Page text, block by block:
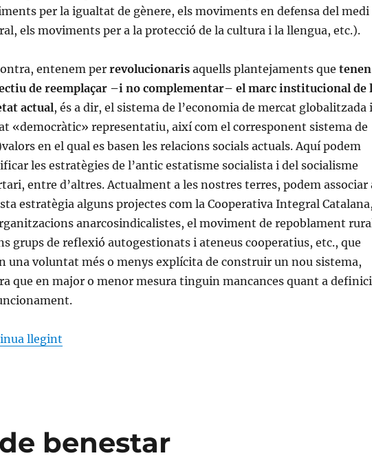
per la igualtat de gènere, els moviments en defensa del medi
els moviments per a la protecció de la cultura i la llengua, etc.).
entenem per revolucionarisaquells plantejaments que tenen
de reemplaçar –i no complementar– el marc institucional de
actual, és a dir, el sistema de l’economia de mercat globalitzada i
«democràtic» representatiu, així com el corresponent sistema de
en el qual es basen les relacions socials actuals. Aquí podem
les estratègies de l’antic estatisme socialista i del socialisme
entre d’altres. Actualment a les nostres terres, podem associar
estratègia alguns projectes com la Cooperativa Integral
anarcosindicalistes, el moviment de repoblament
grups de reflexió autogestionats i ateneus cooperatius, etc., que
una voluntat més o menys explícita de construir un nou sistema,
que en major o menor mesura tinguin mancances quant a
llegint«Reformisme: refundació o superació?»
benestar